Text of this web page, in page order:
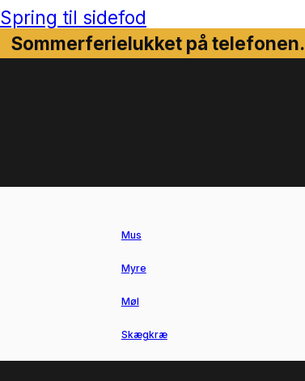
Spring til sidefod
Sommerferielukket på telefonen.
Mus
Myre
Møl
Skægkræ